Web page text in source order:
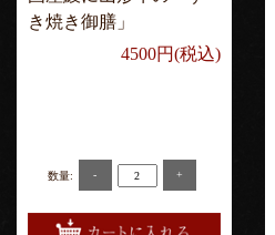
き焼き御膳」
4500円(税込)
数量: - +